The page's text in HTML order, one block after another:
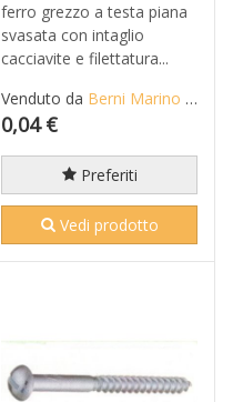
ferro grezzo a testa piana
svasata con intaglio
cacciavite e filettatura...
Venduto da Berni Marino di Mario S.n.c.
0,04 €
Preferiti
Vedi prodotto